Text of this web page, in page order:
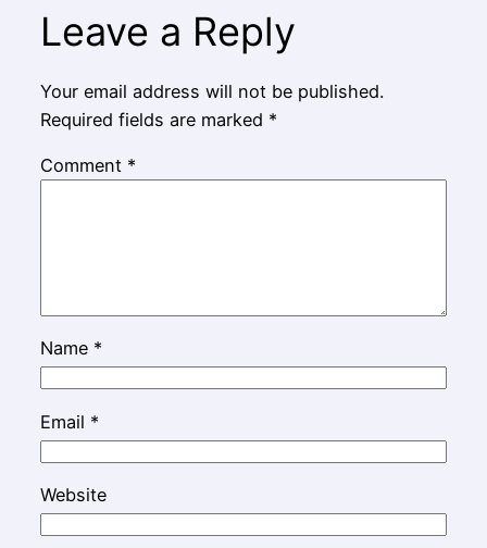
Leave a Reply
Your email address will not be published.
Required fields are marked *
Comment *
Name *
Email *
Website